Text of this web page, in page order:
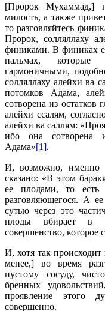
[Пророк Мухаммад,]
милость, а также
то разговляйтесь
Пророк, солляллаху
финиками. В финиках
пальмах, которые
гармоничными,
солляллаху алейхи ва
потомков Адама,
сотворена из
алейхи ссалям,
алейхи ва саллям:
ибо она сотворена
Адама»[1].
И, возможно, именно
сказано: «В этом
ее плодами, то есть
разговляющегося. А
сутью через это
плоды вбирает в
совершенство, которое
И, хотя так
менее,] во время
пустому сосуду,
бренных
проявление этого
совершенно.